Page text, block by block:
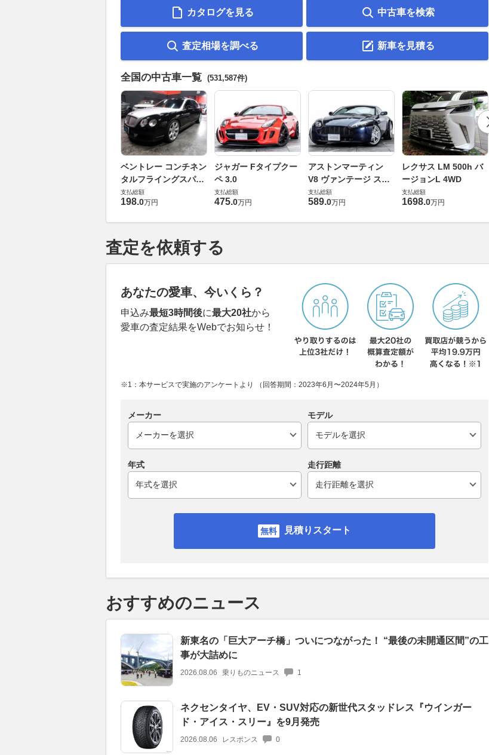
カタログを見る 中古車を検索
査定相場を調べる 新車を見積る
全国の中古車一覧 (531,587件)
ベントレー コンチネン
タルフライングスパー
6.0 4WD
支払総額
198.0万円
ジャガー Fタイプクー
ペ 3.0
支払総額
475.0万円
アストンマーティン
V8 ヴァンテージ スポ
ーツシフト
支払総額
589.0万円
レクサス LM 500h バ
ージョンL 4WD
支払総額
1698.0万円
査定を依頼する
あなたの愛車、今いくら？
申込み最短3時間後に最大20社から
愛車の査定結果をWebでお知らせ！
※1：本サービスで実施のアンケートより （回答期間：2023年6月〜2024年5月）
メーカー モデル
年式 走行距離
見積りスタート
おすすめのニュース
新東名の「巨大アーチ橋」ついにつながった！ “最後の未開通区間”の工
事が大詰めに
2026.08.06 乗りものニュース 1
ネクセンタイヤ、EV・SUV対応の新世代スタッドレス『ウインガー
ド・アイス・スリー』を9月発売
2026.08.06 レスポンス 0